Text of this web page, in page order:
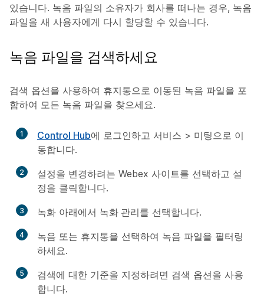
있습니다. 녹음 파일의 소유자가 회사를 떠나는 경우, 녹음
파일을 새 사용자에게 다시 할당할 수 있습니다.
녹음 파일을 검색하세요
검색 옵션을 사용하여 휴지통으로 이동된 녹음 파일을 포
함하여 모든 녹음 파일을 찾으세요.
1 Control Hub에 로그인하고 서비스 > 미팅으로 이
동합니다.
2 설정을 변경하려는 Webex 사이트를 선택하고 설
정을 클릭합니다.
3 녹화 아래에서 녹화 관리를 선택합니다.
4 녹음 또는 휴지통을 선택하여 녹음 파일을 필터링
하세요.
5
검색에 대한 기준을 지정하려면 검색 옵션을 사용
합니다.